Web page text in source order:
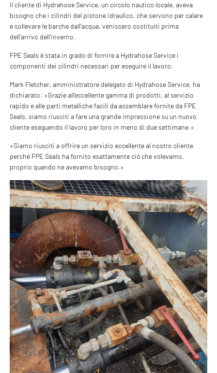
Il cliente di Hydrahose Service, un circolo nautico locale, aveva
bisogno che i cilindri del pistone idraulico, che servono per calare
e sollevare le barche dall'acqua, venissero sostituiti prima
dell'arrivo dell'inverno.
FPE Seals è stata in grado di fornire a Hydrahose Service i
componenti dei cilindri necessari per eseguire il lavoro.
Mark Fletcher, amministratore delegato di Hydrahose Service, ha
dichiarato: «Grazie all'eccellente gamma di prodotti, al servizio
rapido e alle parti metalliche facili da assemblare fornite da FPE
Seals, siamo riusciti a fare una grande impressione su un nuovo
cliente eseguendo il lavoro per loro in meno di due settimane.»
«Siamo riusciti a offrire un servizio eccellente al nostro cliente
perché FPE Seals ha fornito esattamente ciò che volevamo,
proprio quando ne avevamo bisogno.»